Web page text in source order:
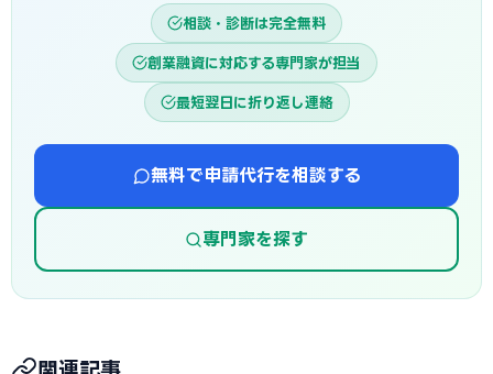
相談・診断は完全無料
創業融資に対応する専門家が担当
最短翌日に折り返し連絡
無料で申請代行を相談する
専門家を探す
関連記事